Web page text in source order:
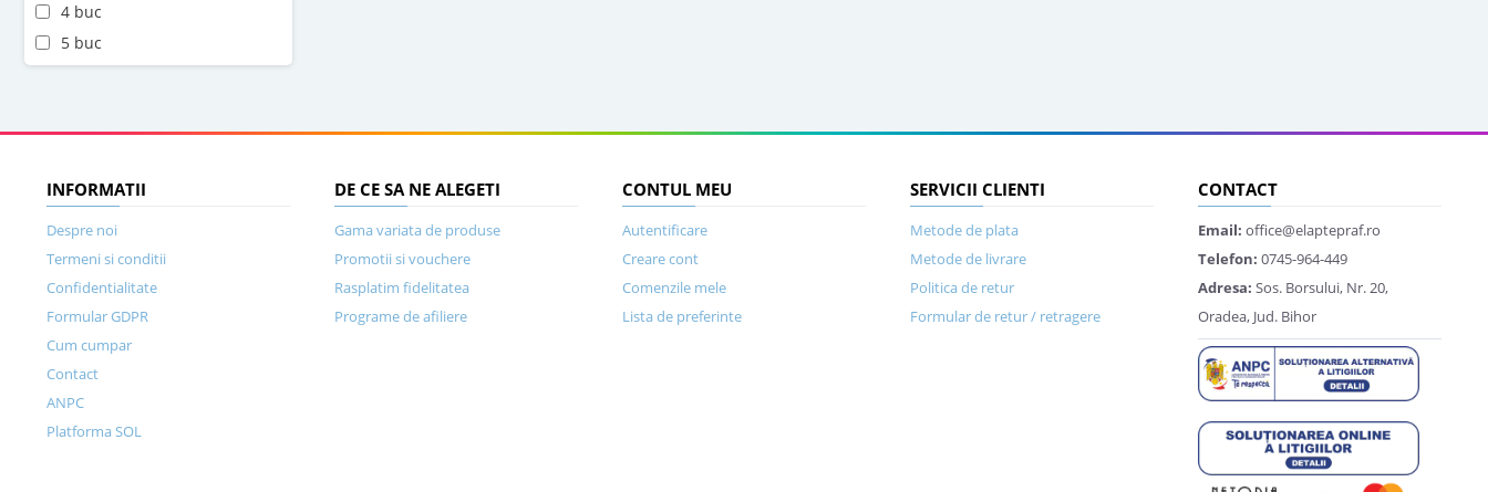
4 buc
5 buc
INFORMATII
Despre noi
Termeni si conditii
Confidentialitate
Formular GDPR
Cum cumpar
Contact
ANPC
Platforma SOL
DE CE SA NE ALEGETI
Gama variata de produse
Promotii si vouchere
Rasplatim fidelitatea
Programe de afiliere
CONTUL MEU
Autentificare
Creare cont
Comenzile mele
Lista de preferinte
SERVICII CLIENTI
Metode de plata
Metode de livrare
Politica de retur
Formular de retur / retragere
CONTACT
Email: office@elaptepraf.ro
Telefon: 0745-964-449
Adresa: Sos. Borsului, Nr. 20,
Oradea, Jud. Bihor